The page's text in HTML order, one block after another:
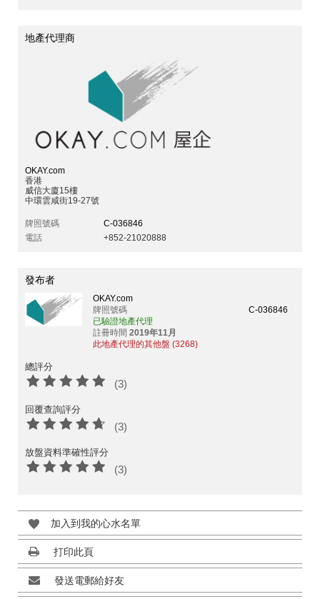
地產代理商
OKAY.com
香港
威信大廈15樓
中環雲咸街19-27號
牌照號碼
C-036846
電話
+852-21020888
發布者
OKAY.com
牌照號碼
C-036846
已驗證地產代理
註冊時間 2019年11月
此地產代理的其他盤 (3268)
總評分
(3)
回覆查詢評分
(3)
放盤資料準確性評分
(3)
加入到我的心水名單
打印此頁
發送電郵給好友